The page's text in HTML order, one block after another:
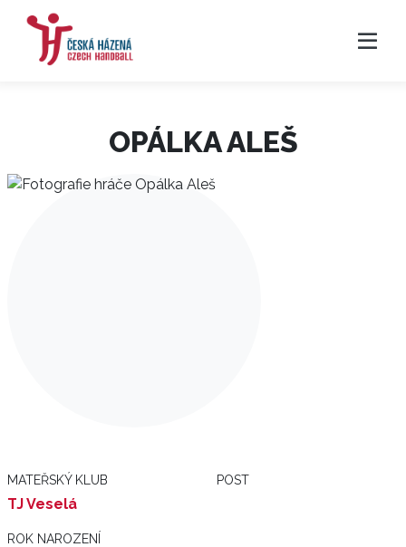
OPÁLKA ALEŠ
MATEŘSKÝ KLUB
TJ Veselá
POST
ROK NAROZENÍ